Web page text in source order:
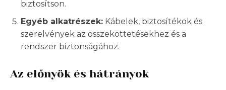
biztosítson.
Egyéb alkatrészek: Kábelek, biztosítékok és
szerelvények az összeköttetésekhez és a
rendszer biztonságához.
Az előnyök és hátrányok